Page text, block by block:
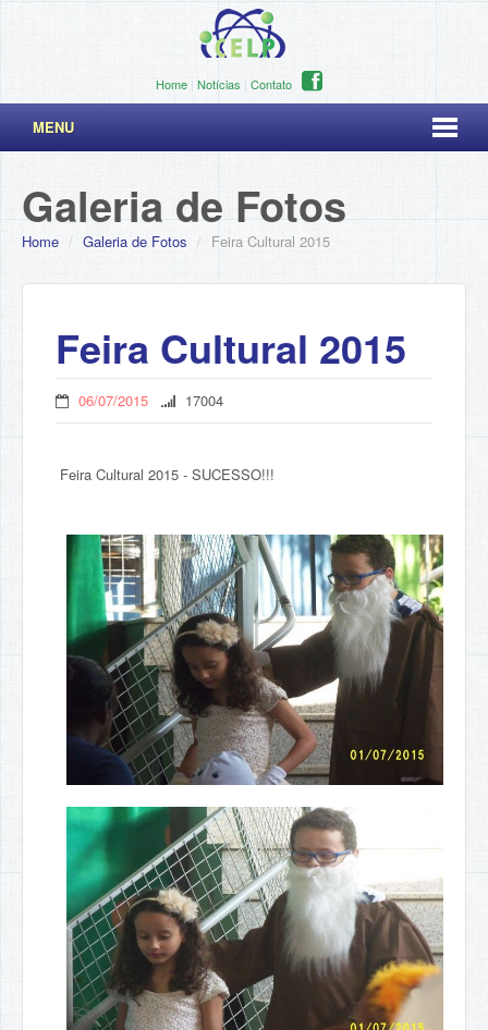
Home | Notícias | Contato
MENU
Galeria de Fotos
Home / Galeria de Fotos / Feira Cultural 2015
Feira Cultural 2015
06/07/2015 17004
Feira Cultural 2015 - SUCESSO!!!